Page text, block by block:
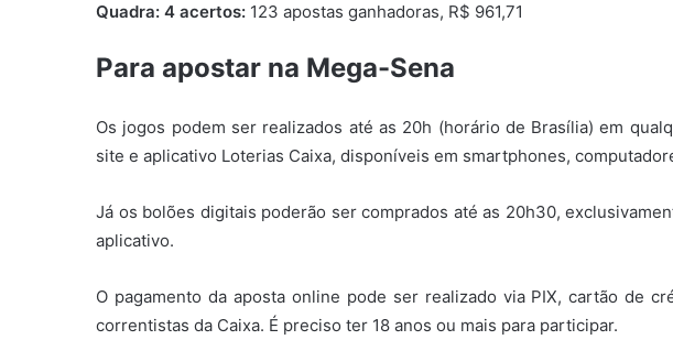
Quadra: 4 acertos: 123 apostas ganhadoras, R$ 961,71
Para apostar na Mega-Sena
Os jogos podem ser realizados até as 20h (horário de Brasília) em
site e aplicativo Loterias Caixa, disponíveis em smartphones,
Já os bolões digitais poderão ser comprados até as 20h30,
aplicativo.
O pagamento da aposta online pode ser realizado via PIX, cartão de
correntistas da Caixa. É preciso ter 18 anos ou mais para participar.